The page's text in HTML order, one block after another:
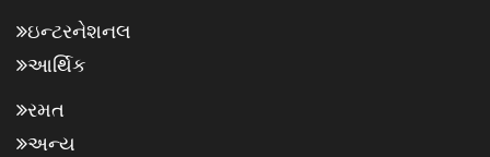
ઇન્ટરનેશનલ
આર્થિક
રમત
અન્ય